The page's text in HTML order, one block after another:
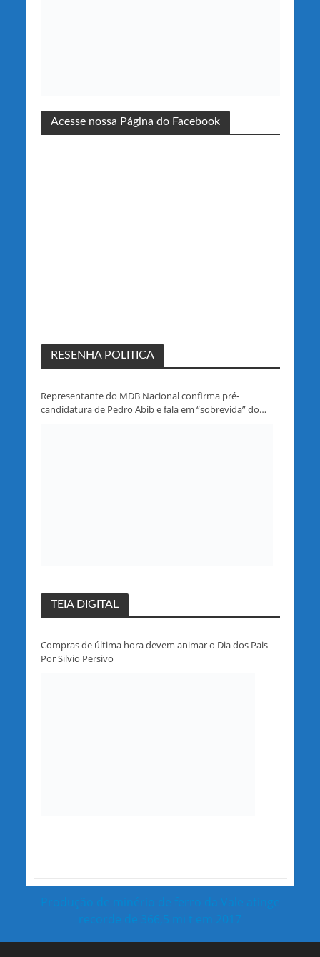
Acesse nossa Página do Facebook
RESENHA POLITICA
Representante do MDB Nacional confirma pré-
candidatura de Pedro Abib e fala em “sobrevida” do
TEIA DIGITAL
Compras de última hora devem animar o Dia dos Pais –
Por Silvio Persivo
Produção de minério de ferro da Vale atinge
recorde de 366,5 mi t em 2017